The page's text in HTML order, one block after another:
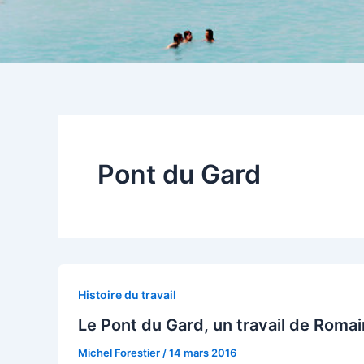
Pont du Gard
Histoire du travail
Le Pont du Gard, un travail de
Michel Forestier/14 mars 2016